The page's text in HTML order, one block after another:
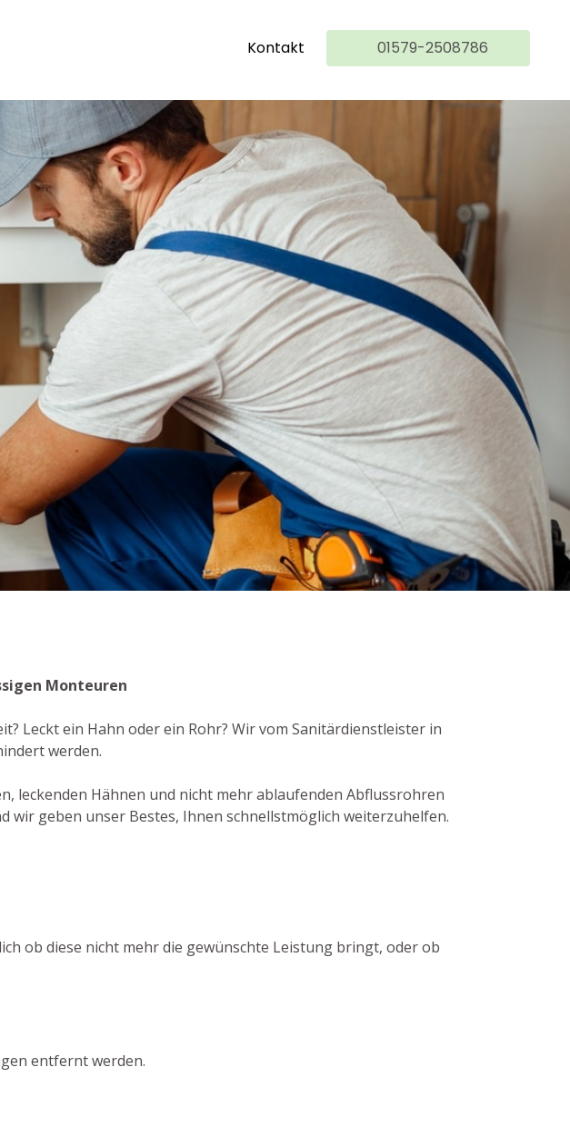
Kontakt 01579-2508786
Monteuren
Leckt ein Hahn oder ein Rohr? Wir vom Sanitärdienstleister in
werden.
leckenden Hähnen und nicht mehr ablaufenden Abflussrohren
wir geben unser Bestes, Ihnen schnellstmöglich weiterzuhelfen.
ob diese nicht mehr die gewünschte Leistung bringt, oder ob
entfernt werden.